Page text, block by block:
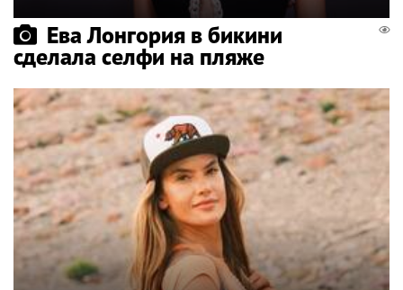
Ева Лонгория в бикини
сделала селфи на пляже